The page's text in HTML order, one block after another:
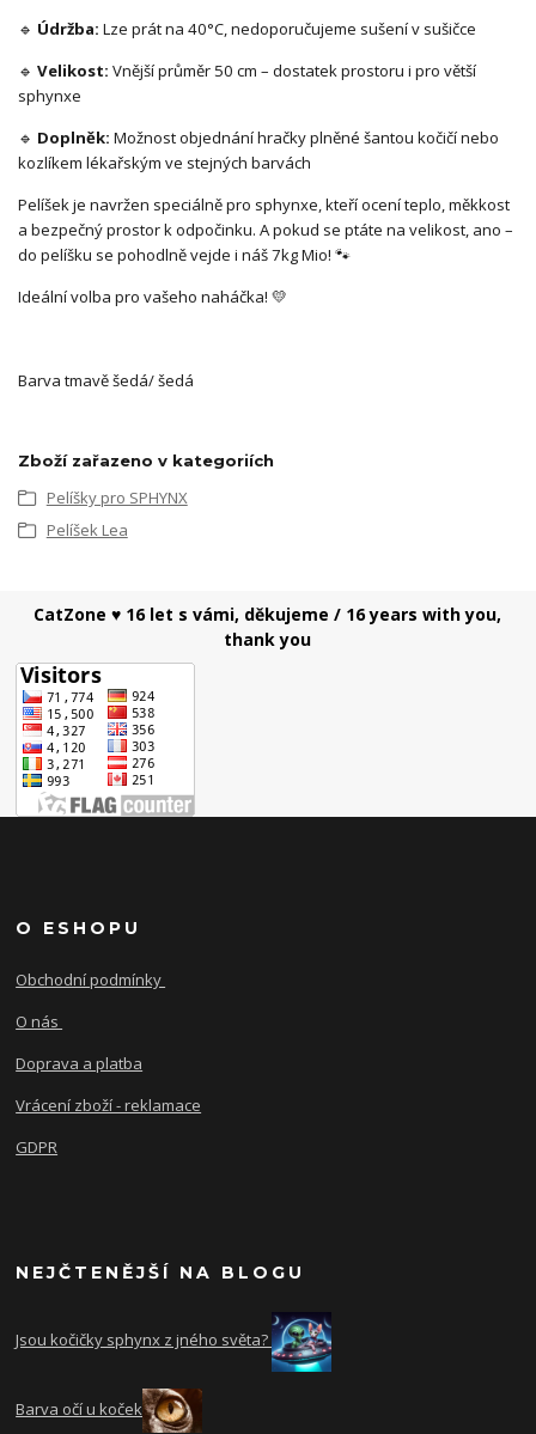
🔹 Údržba: Lze prát na 40°C, nedoporučujeme sušení v sušičce
🔹 Velikost: Vnější průměr 50 cm – dostatek prostoru i pro větší
sphynxe
🔹 Doplněk: Možnost objednání hračky plněné šantou kočičí nebo
kozlíkem lékařským ve stejných barvách
Pelíšek je navržen speciálně pro sphynxe, kteří ocení teplo, měkkost
a bezpečný prostor k odpočinku. A pokud se ptáte na velikost, ano –
do pelíšku se pohodlně vejde i náš 7kg Mio! 🐾
Ideální volba pro vašeho naháčka! 💛
Barva tmavě šedá/ šedá
Zboží zařazeno v kategoriích
Pelíšky pro SPHYNX
Pelíšek Lea
CatZone ♥ 16 let s vámi, děkujeme / 16 years with you,
thank you
O ESHOPU
Obchodní podmínky
O nás
Doprava a platba
Vrácení zboží - reklamace
GDPR
NEJČTENĚJŠÍ NA BLOGU
Jsou kočičky sphynx z jného světa?
Barva očí u koček